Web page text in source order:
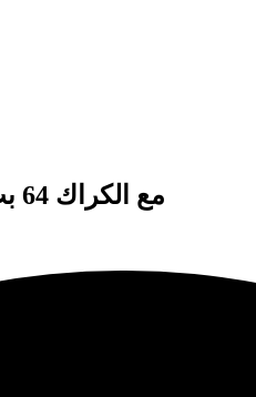
تحميل برنامج Etabs 2016 مع الكراك 64 بت تحليل وتصميم برامج المباني